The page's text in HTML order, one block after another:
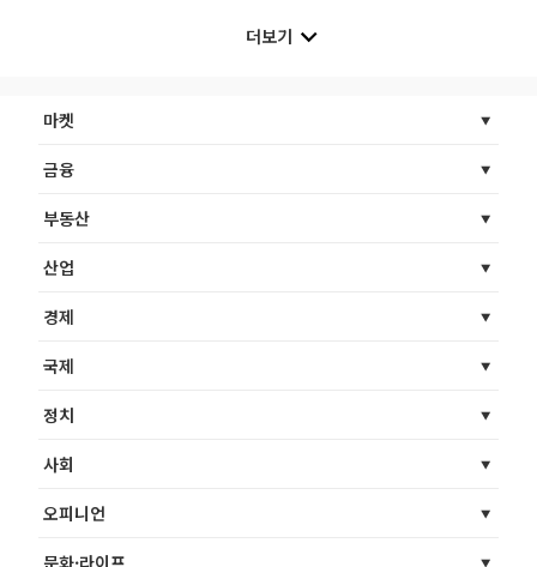
더보기
마켓
금융
부동산
산업
경제
국제
정치
사회
오피니언
문화·라이프